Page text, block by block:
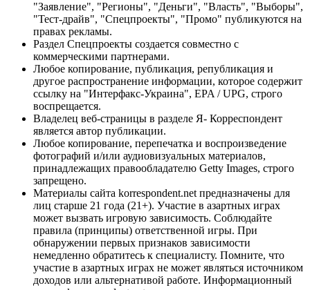
"Заявление", "Регионы", "Деньги", "Власть", "Выборы",
"Тест-драйв", "Спецпроекты", "Промо" публикуются на
правах рекламы.
Раздел Спецпроекты создается совместно с
коммерческими партнерами.
Любое копирование, публикация, републикация и
другое распространение информации, которое содержит
ссылку на "Интерфакс-Украина", EPA / UPG, строго
воспрещается.
Владелец веб-страницы в разделе Я- Корреспондент
является автор публикации.
Любое копирование, перепечатка и воспроизведение
фотографий и/или аудиовизуальных материалов,
принадлежащих правообладателю Getty Images, строго
запрещено.
Материалы сайта korrespondent.net предназначены для
лиц старше 21 года (21+). Участие в азартных играх
может вызвать игровую зависимость. Соблюдайте
правила (принципы) ответственной игры. При
обнаружении первых признаков зависимости
немедленно обратитесь к специалисту. Помните, что
участие в азартных играх не может являться источником
доходов или альтернативой работе. Информационный